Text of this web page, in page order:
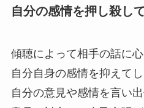
自分の感情を押し殺し
傾聴によって相手の話に
自分自身の感情を抑えて
自分の意見や感情を言い